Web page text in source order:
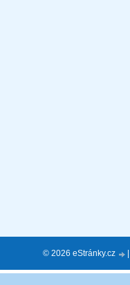
© 2026 eStránky.cz